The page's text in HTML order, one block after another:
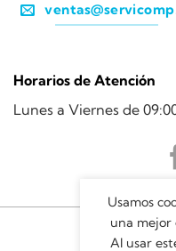
Horarios de Atención
Lunes a Viernes de
Usamos
una mejor
Al usar